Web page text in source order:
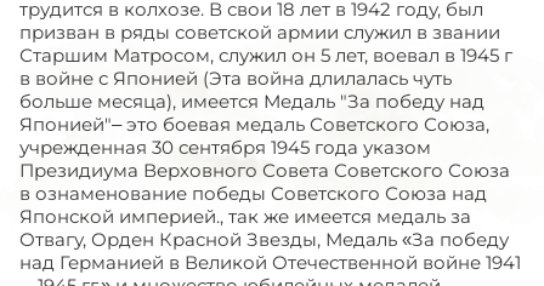
трудится в колхозе. В свои 18 лет в 1942 году, был
призван в ряды советской армии служил в звании
Старшим Матросом, служил он 5 лет, воевал в 1945 г
в войне с Японией (Эта война длилалась чуть
больше месяца), имеется Медаль "За победу над
Японией"– это боевая медаль Советского Союза,
учрежденная 30 сентября 1945 года указом
Президиума Верховного Совета Советского Союза
в ознаменование победы Советского Союза над
Японской империей., так же имеется медаль за
Отвагу, Орден Красной Звезды, Медаль «За победу
над Германией в Великой Отечественной войне 1941